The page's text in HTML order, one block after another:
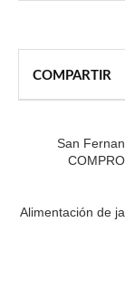
COMPARTIR
San
Alimentación de